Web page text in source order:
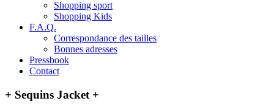
Shopping sport
Shopping Kids
F.A.Q.
Correspondance des tailles
Bonnes adresses
Pressbook
Contact
+ Sequins Jacket +